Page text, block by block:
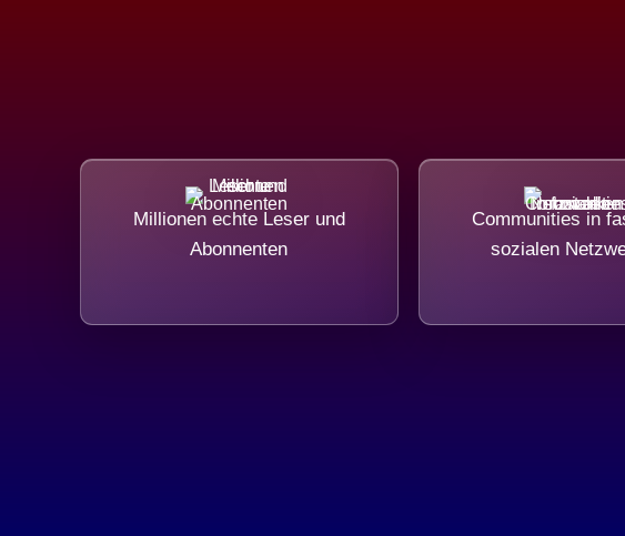
Millionen echte Leser und
Abonnenten
Communities in
sozialen